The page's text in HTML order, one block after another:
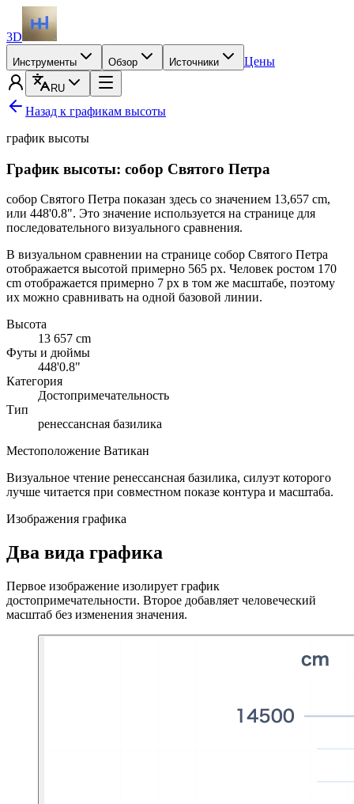
3D
Инструменты Обзор Источники Цены
RU
Назад к графикам высоты
график высоты
График высоты: собор Святого Петра
собор Святого Петра показан здесь со значением 13,657 cm,
или 448'0.8". Это значение используется на странице для
последовательного визуального сравнения.
В визуальном сравнении на странице собор Святого Петра
отображается высотой примерно 565 px. Человек ростом 170
cm отображается примерно 7 px в том же масштабе, поэтому
их можно сравнивать на одной базовой линии.
Высота
13 657 cm
Футы и дюймы
448'0.8"
Категория
Достопримечательность
Тип
ренессансная базилика
Местоположение Ватикан
Визуальное чтение ренессансная базилика, силуэт которого
лучше читается при совместном показе контура и масштаба.
Изображения графика
Два вида графика
Первое изображение изолирует график
достопримечательности. Второе добавляет человеческий
масштаб без изменения значения.